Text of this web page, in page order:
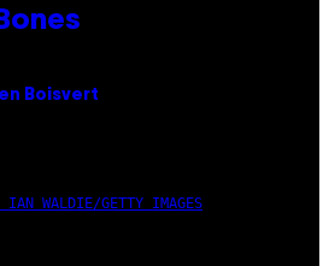
Boisvert
IAN WALDIE/GETTY IMAGES